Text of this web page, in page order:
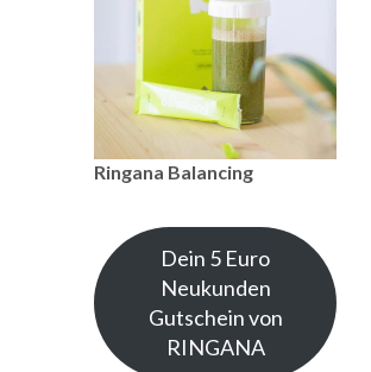
Ringana Balancing
Dein 5 Euro
Neukunden
Gutschein von
RINGANA